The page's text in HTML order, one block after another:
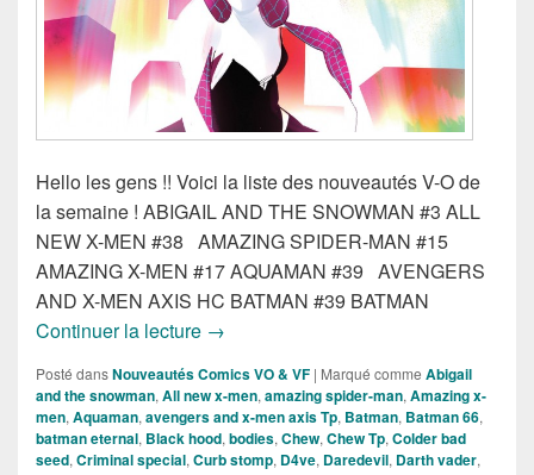
Hello les gens !! Voici la liste des nouveautés V-O de
la semaine ! ABIGAIL AND THE SNOWMAN #3 ALL
NEW X-MEN #38 AMAZING SPIDER-MAN #15
AMAZING X-MEN #17 AQUAMAN #39 AVENGERS
AND X-MEN AXIS HC BATMAN #39 BATMAN
Continuer la lecture Sorties des comics VO du 18 Février
→
Posté dansNouveautés Comics VO & VF | Marqué comme Abigail
and the snowman,All new x-men,amazing spider-man,Amazing x-
men,Aquaman,avengers and x-men axis Tp, Batman, Batman 66,
batman eternal, Black hood,bodies,Chew,Chew Tp,Colder bad
seed,Criminal special,Curb stomp, D4ve, Daredevil, Darth vader,